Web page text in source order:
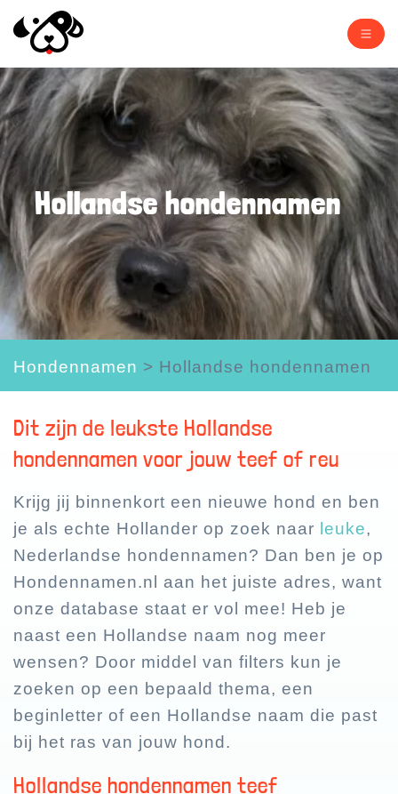
Hollandse hondennamen
Hondennamen > Hollandse hondennamen
Dit zijn de leukste Hollandse
hondennamen voor jouw teef of reu
Krijg jij binnenkort een nieuwe hond en ben
je als echte Hollander op zoek naar leuke,
Nederlandse hondennamen? Dan ben je op
Hondennamen.nl aan het juiste adres, want
onze database staat er vol mee! Heb je
naast een Hollandse naam nog meer
wensen? Door middel van filters kun je
zoeken op een bepaald thema, een
beginletter of een Hollandse naam die past
bij het ras van jouw hond.
Hollandse hondennamen teef